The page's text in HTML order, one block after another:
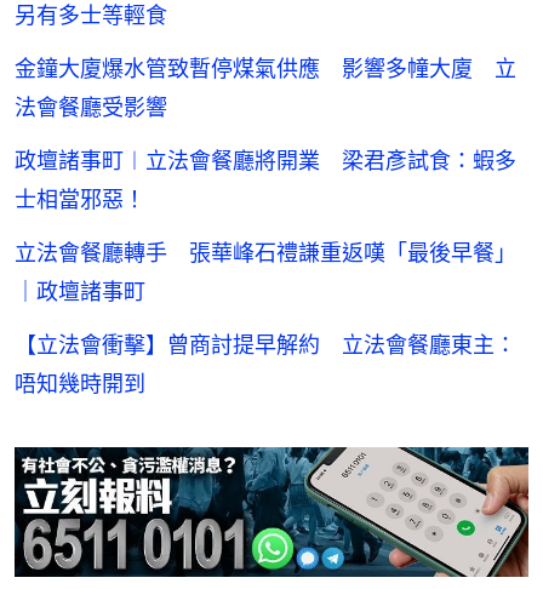
另有多士等輕食
金鐘大廈爆水管致暫停煤氣供應 影響多幢大廈 立
法會餐廳受影響
政壇諸事町︱立法會餐廳將開業 梁君彥試食：蝦多
士相當邪惡！
立法會餐廳轉手 張華峰石禮謙重返嘆「最後早餐」
｜政壇諸事町
【立法會衝擊】曾商討提早解約 立法會餐廳東主：
唔知幾時開到